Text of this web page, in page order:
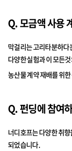
Q. 모금액 사용
막걸리는 고리타분하다
다양한 실험과 이 모든
농산물 계약 재배를 위
Q. 펀딩에 참여
너디호프는 다양한 취
되었습니다.